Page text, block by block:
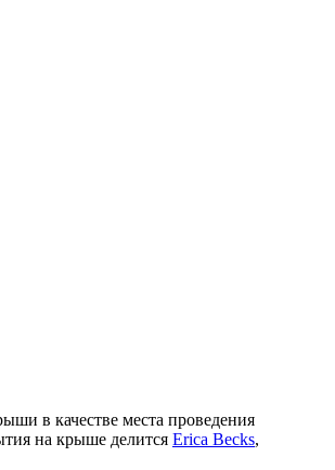
в качестве места проведения
на крыше делится Erica Becks,